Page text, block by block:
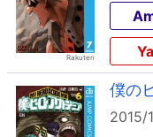
僕の
2015/